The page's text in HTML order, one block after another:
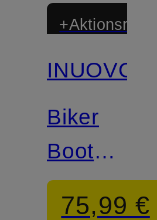
+Aktionsrabatt
INUOVO
Biker
Boots
NOVARA
75,99 €